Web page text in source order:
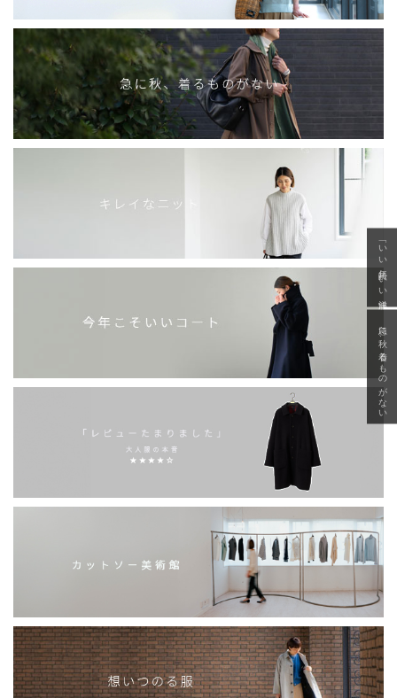
「いい年齢 いい洋服」
急に秋、着るものがない